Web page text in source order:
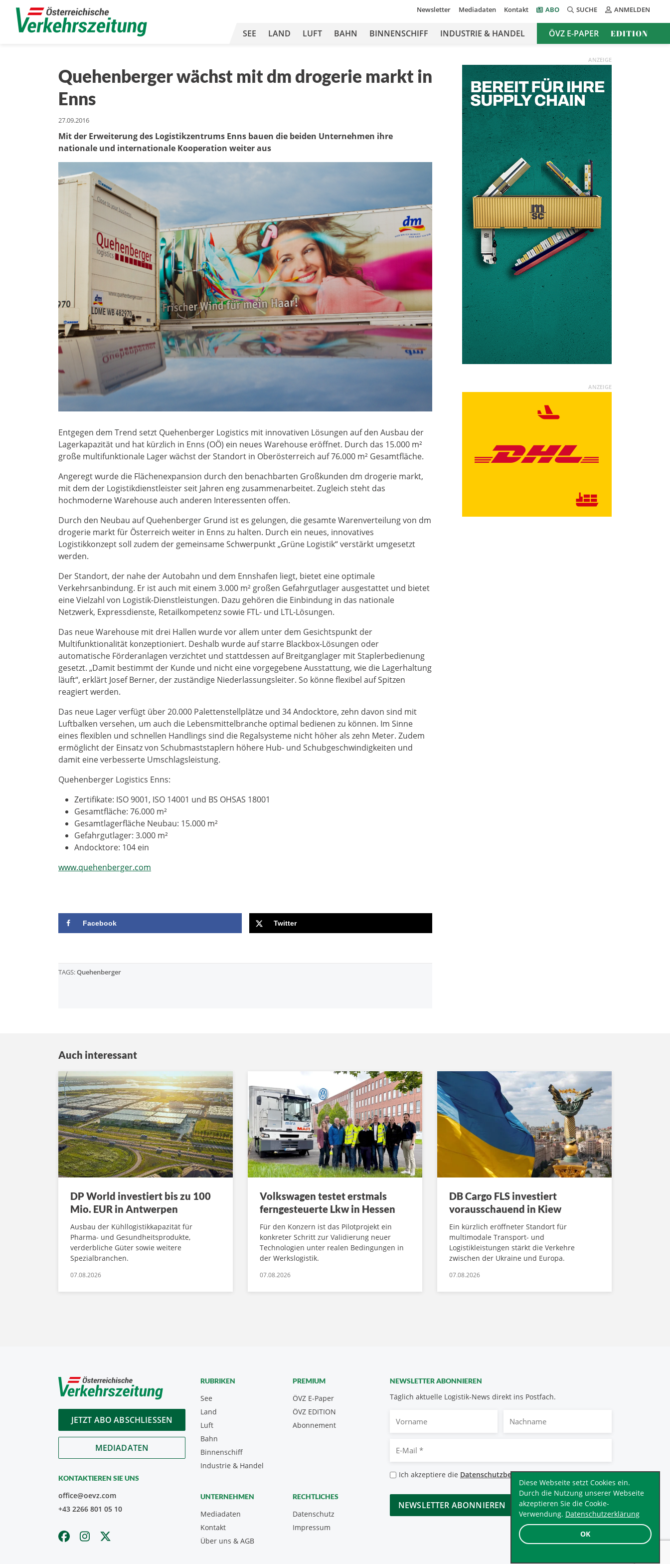
OK
Diese Webseite setzt Cookies ein.
Durch die Nutzung unserer Webseite
akzeptieren Sie die Cookie-
Verwendung. Datenschutzerklärung
Newsletter Mediadaten Kontakt ABO SUCHE ANMELDEN
SEE LAND LUFT BAHN BINNENSCHIFF INDUSTRIE & HANDEL ÖVZ E-PAPER EDITION
Quehenberger wächst mit dm drogerie markt in
Enns
27.09.2016
Mit der Erweiterung des Logistikzentrums Enns bauen die beiden Unternehmen ihre
nationale und internationale Kooperation weiter aus
Entgegen dem Trend setzt Quehenberger Logistics mit innovativen Lösungen auf den Ausbau der
Lagerkapazität und hat kürzlich in Enns (OÖ) ein neues Warehouse eröffnet. Durch das 15.000 m²
große multifunktionale Lager wächst der Standort in Oberösterreich auf 76.000 m² Gesamtfläche.
Angeregt wurde die Flächenexpansion durch den benachbarten Großkunden dm drogerie markt,
mit dem der Logistikdienstleister seit Jahren eng zusammenarbeitet. Zugleich steht das
hochmoderne Warehouse auch anderen Interessenten offen.
Durch den Neubau auf Quehenberger Grund ist es gelungen, die gesamte Warenverteilung von dm
drogerie markt für Österreich weiter in Enns zu halten. Durch ein neues, innovatives
Logistikkonzept soll zudem der gemeinsame Schwerpunkt „Grüne Logistik“ verstärkt umgesetzt
werden.
Der Standort, der nahe der Autobahn und dem Ennshafen liegt, bietet eine optimale
Verkehrsanbindung. Er ist auch mit einem 3.000 m² großen Gefahrgutlager ausgestattet und bietet
eine Vielzahl von Logistik-Dienstleistungen. Dazu gehören die Einbindung in das nationale
Netzwerk, Expressdienste, Retailkompetenz sowie FTL- und LTL-Lösungen.
Das neue Warehouse mit drei Hallen wurde vor allem unter dem Gesichtspunkt der
Multifunktionalität konzeptioniert. Deshalb wurde auf starre Blackbox-Lösungen oder
automatische Förderanlagen verzichtet und stattdessen auf Breitganglager mit Staplerbedienung
gesetzt. „Damit bestimmt der Kunde und nicht eine vorgegebene Ausstattung, wie die Lagerhaltung
läuft“, erklärt Josef Berner, der zuständige Niederlassungsleiter. So könne flexibel auf Spitzen
reagiert werden.
Das neue Lager verfügt über 20.000 Palettenstellplätze und 34 Andocktore, zehn davon sind mit
Luftbalken versehen, um auch die Lebensmittelbranche optimal bedienen zu können. Im Sinne
eines flexiblen und schnellen Handlings sind die Regalsysteme nicht höher als zehn Meter. Zudem
ermöglicht der Einsatz von Schubmaststaplern höhere Hub- und Schubgeschwindigkeiten und
damit eine verbesserte Umschlagsleistung.
Quehenberger Logistics Enns:
Zertifikate: ISO 9001, ISO 14001 und BS OHSAS 18001
Gesamtfläche: 76.000 m²
Gesamtlagerfläche Neubau: 15.000 m²
Gefahrgutlager: 3.000 m²
Andocktore: 104 ein
www.quehenberger.com
Facebook Twitter
TAGS:Quehenberger
ANZEIGE
ANZEIGE
Auch interessant
DP World investiert bis zu 100
Mio. EUR in Antwerpen
Ausbau der Kühllogistikkapazität für
Pharma- und Gesundheitsprodukte,
verderbliche Güter sowie weitere
Spezialbranchen.
07.08.2026
Volkswagen testet erstmals
ferngesteuerte Lkw in Hessen
Für den Konzern ist das Pilotprojekt ein
konkreter Schritt zur Validierung neuer
Technologien unter realen Bedingungen in
der Werkslogistik.
07.08.2026
DB Cargo FLS investiert
vorausschauend in Kiew
Ein kürzlich eröffneter Standort für
multimodale Transport- und
Logistikleistungen stärkt die Verkehre
zwischen der Ukraine und Europa.
07.08.2026
JETZT ABO ABSCHLIESSEN
MEDIADATEN
KONTAKTIEREN SIE UNS
office@oevz.com
+43 2266 801 05 10
NEWSLETTER ABONNIEREN
Täglich aktuelle Logistik-News direkt ins Postfach.
Mail
Datenschutzbestimmungen
Ich akzeptiere die Datenschutzbestimmungen.*
CAPTCHA
RUBRIKEN
See
Land
Luft
Bahn
Binnenschiff
Industrie & Handel
PREMIUM
ÖVZ E-Paper
Abonnement
ÖVZ EDITION
UNTERNEHMEN
Mediadaten
Kontakt
Über uns & AGB
RECHTLICHES
Datenschutz
Impressum